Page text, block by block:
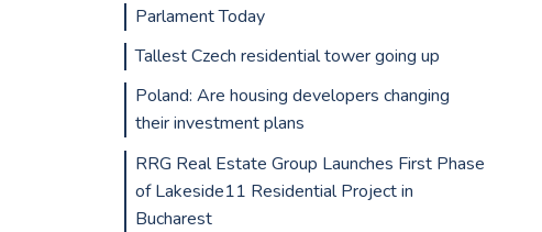
Parlament Today
Tallest Czech residential tower going up
Poland: Are housing developers changing
their investment plans
RRG Real Estate Group Launches First Phase
of Lakeside11 Residential Project in
Bucharest